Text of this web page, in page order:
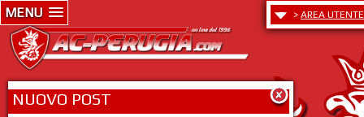
MENU > AREA UTENTE
NUOVO POST